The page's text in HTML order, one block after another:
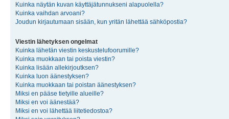
Kuinka näytän kuvan käyttäjätunnukseni alapuolella?
Kuinka vaihdan arvoani?
Joudun kirjautumaan sisään, kun yritän lähettää sähköpostia?
Viestin lähetyksen ongelmat
Kuinka lähetän viestin keskustelufoorumille?
Kuinka muokkaan tai poista viestin?
Kuinka lisään allekirjoutksen?
Kuinka luon äänestyksen?
Kuinka muokkaan tai poistan äänestyksen?
Miksi en pääse tietyille alueille?
Miksi en voi äänestää?
Miksi en voi lähettää liitetiedostoa?